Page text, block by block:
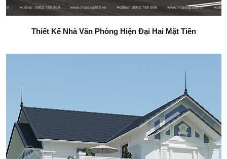
Thiết Kế Nhà Văn Phòng Hiện Đại Hai Mặt Tiền